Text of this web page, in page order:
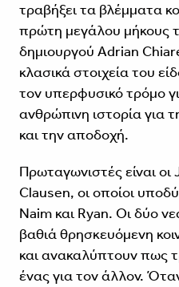
τραβήξει τα βλέμματα
πρώτη μεγάλου μήκους
δημιουργού Adrian
κλασικά στοιχεία του
τον υπερφυσικό τρόμο
ανθρώπινη ιστορία για
και την αποδοχή.
Πρωταγωνιστές είναι οι
Clausen, οι οποίοι
Naim και Ryan. Οι δύο
βαθιά θρησκευόμενη
και ανακαλύπτουν πως
ένας για τον άλλον.